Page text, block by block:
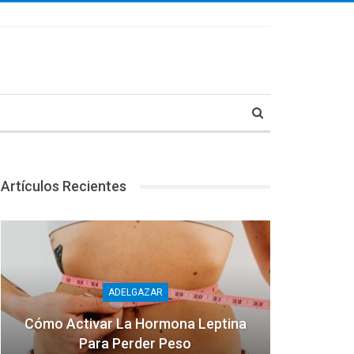
Artículos Recientes
ADELGAZAR
Cómo Activar La Hormona Leptina
Para Perder Peso